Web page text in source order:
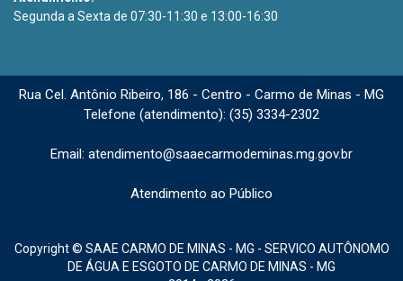
Segunda a Sexta de 07:30-11:30 e 13:00-16:30
Rua Cel. Antônio Ribeiro, 186 - Centro - Carmo de Minas - MG
Telefone (atendimento): (35) 3334-2302
Email: atendimento@saaecarmodeminas.mg.gov.br
Atendimento ao Público
Copyright © SAAE CARMO DE MINAS - MG - SERVICO AUTÔNOMO
DE ÁGUA E ESGOTO DE CARMO DE MINAS - MG